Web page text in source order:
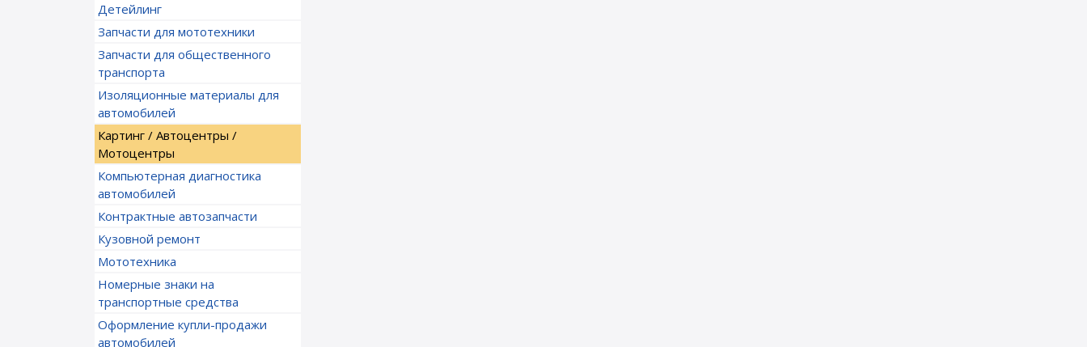
Детейлинг
Запчасти для мототехники
Запчасти для общественного
транспорта
Изоляционные материалы для
автомобилей
Картинг / Автоцентры /
Мотоцентры
Компьютерная диагностика
автомобилей
Контрактные автозапчасти
Кузовной ремонт
Мототехника
Номерные знаки на
транспортные средства
Оформление купли-продажи
автомобилей